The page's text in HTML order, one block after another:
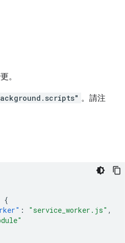
。
。請注
{
: "service_worker.js" ,